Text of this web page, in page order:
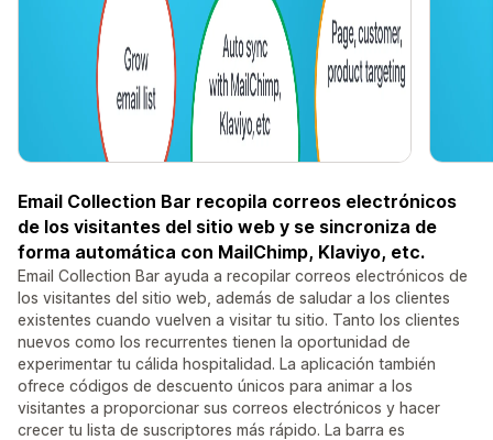
Email Collection Bar recopila correos electrónicos
de los visitantes del sitio web y se sincroniza de
forma automática con MailChimp, Klaviyo, etc.
Email Collection Bar ayuda a recopilar correos electrónicos de
los visitantes del sitio web, además de saludar a los clientes
existentes cuando vuelven a visitar tu sitio. Tanto los clientes
nuevos como los recurrentes tienen la oportunidad de
experimentar tu cálida hospitalidad. La aplicación también
ofrece códigos de descuento únicos para animar a los
visitantes a proporcionar sus correos electrónicos y hacer
crecer tu lista de suscriptores más rápido. La barra es